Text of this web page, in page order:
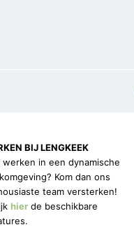
BIJ LENGKEEK
werken in een dynamische
Kom dan ons
team versterken!
hier de beschikbare